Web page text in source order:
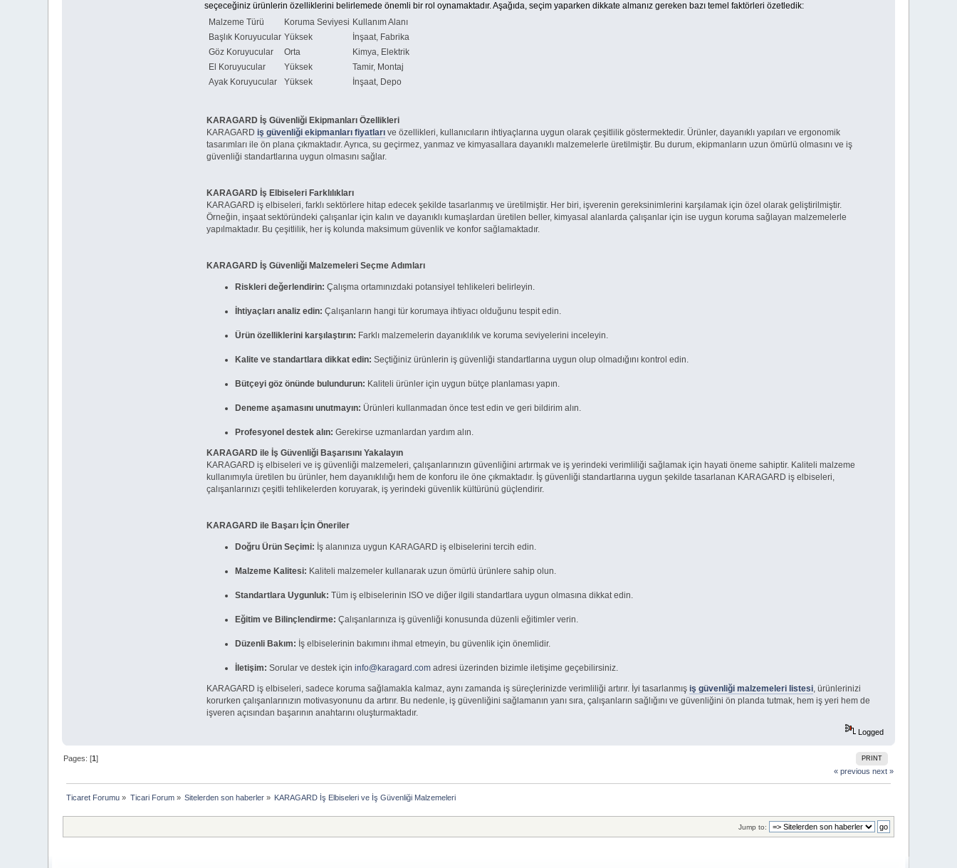
seçeceğiniz ürünlerin özelliklerini belirlemede önemli bir rol oynamaktadır. Aşağıda, seçim yaparken dikkate almanız gereken bazı temel faktörleri özetledik:
Malzeme Türü
Koruma Seviyesi Kullanım Alanı
Başlık Koruyucular Yüksek
İnşaat, Fabrika
Göz Koruyucular
Orta
Kimya, Elektrik
El Koruyucular
Yüksek
Tamir, Montaj
Ayak Koruyucular
Yüksek İnşaat, Depo
KARAGARD İş Güvenliği Ekipmanları Özellikleri
KARAGARD iş güvenliği ekipmanları fiyatlarıve özellikleri, kullanıcıların ihtiyaçlarına uygun olarak çeşitlilik göstermektedir. Ürünler, dayanıklı yapıları ve ergonomik
tasarımları ile ön plana çıkmaktadır. Ayrıca, su geçirmez, yanmaz ve kimyasallara dayanıklı malzemelerle üretilmiştir. Bu durum, ekipmanların uzun ömürlü olmasını ve iş
güvenliği standartlarına uygun olmasını sağlar.
KARAGARD İş Elbiseleri Farklılıkları
KARAGARD iş elbiseleri, farklı sektörlere hitap edecek şekilde tasarlanmış ve üretilmiştir. Her biri, işverenin gereksinimlerini karşılamak için özel olarak geliştirilmiştir.
Örneğin, inşaat sektöründeki çalışanlar için kalın ve dayanıklı kumaşlardan üretilen beller, kimyasal alanlarda çalışanlar için ise uygun koruma sağlayan malzemelerle
yapılmaktadır. Bu çeşitlilik, her iş kolunda maksimum güvenlik ve konfor sağlamaktadır.
KARAGARD İş Güvenliği Malzemeleri Seçme Adımları
Riskleri değerlendirin: Çalışma ortamınızdaki potansiyel tehlikeleri belirleyin.
İhtiyaçları analiz edin: Çalışanların hangi tür korumaya ihtiyacı olduğunu tespit edin.
Ürün özelliklerini karşılaştırın: Farklı malzemelerin dayanıklılık ve koruma seviyelerini inceleyin.
Kalite ve standartlara dikkat edin: Seçtiğiniz ürünlerin iş güvenliği standartlarına uygun olup olmadığını kontrol edin.
Bütçeyi göz önünde bulundurun: Kaliteli ürünler için uygun bütçe planlaması yapın.
Deneme aşamasını unutmayın: Ürünleri kullanmadan önce test edin ve geri bildirim alın.
Profesyonel destek alın: Gerekirse uzmanlardan yardım alın.
KARAGARD ile İş Güvenliği Başarısını Yakalayın
KARAGARD iş elbiseleri ve iş güvenliği malzemeleri, çalışanlarınızın güvenliğini artırmak ve iş yerindeki verimliliği sağlamak için hayati öneme sahiptir. Kaliteli malzeme
kullanımıyla üretilen bu ürünler, hem dayanıklılığı hem de konforu ile öne çıkmaktadır. İş güvenliği standartlarına uygun şekilde tasarlanan KARAGARD iş elbiseleri,
çalışanlarınızı çeşitli tehlikelerden koruyarak, iş yerindeki güvenlik kültürünü güçlendirir.
KARAGARD ile Başarı İçin Öneriler
Doğru Ürün Seçimi: İş alanınıza uygun KARAGARD iş elbiselerini tercih edin.
Malzeme Kalitesi: Kaliteli malzemeler kullanarak uzun ömürlü ürünlere sahip olun.
Standartlara Uygunluk: Tüm iş elbiselerinin ISO ve diğer ilgili standartlara uygun olmasına dikkat edin.
Eğitim ve Bilinçlendirme: Çalışanlarınıza iş güvenliği konusunda düzenli eğitimler verin.
Düzenli Bakım: İş elbiselerinin bakımını ihmal etmeyin, bu güvenlik için önemlidir.
İletişim: Sorular ve destek için info@karagard.comadresi üzerinden bizimle iletişime geçebilirsiniz.
KARAGARD iş elbiseleri, sadece koruma sağlamakla kalmaz, aynı zamanda iş süreçlerinizde verimliliği artırır. İyi tasarlanmış iş güvenliği malzemeleri listesi, ürünlerinizi
korurken çalışanlarınızın motivasyonunu da artırır. Bu nedenle, iş güvenliğini sağlamanın yanı sıra, çalışanların sağlığını ve güvenliğini ön planda tutmak, hem iş yeri hem de
işveren açısından başarının anahtarını oluşturmaktadır.
Logged
PRINT
Pages: [1]
« previous next »
Ticaret Forumu » Ticari Forum» Sitelerden son haberler » KARAGARD İş Elbiseleri ve İş Güvenliği Malzemeleri
Jump to: